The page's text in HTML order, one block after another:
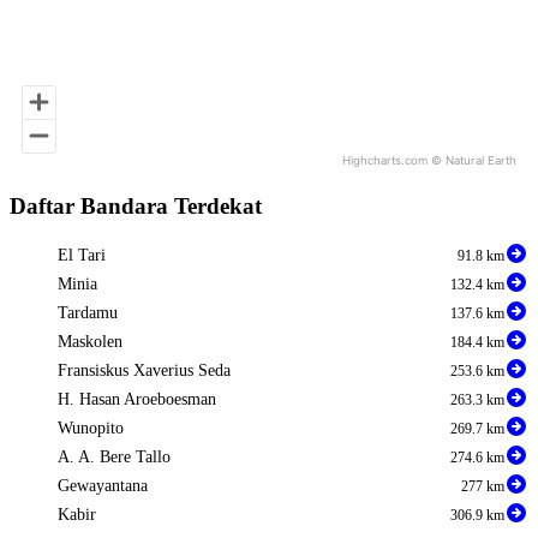
Highcharts.com © Natural Earth
Daftar Bandara Terdekat
El Tari 91.8 km
Minia 132.4 km
Tardamu 137.6 km
Maskolen 184.4 km
Fransiskus Xaverius Seda 253.6 km
H. Hasan Aroeboesman 263.3 km
Wunopito 269.7 km
A. A. Bere Tallo 274.6 km
Gewayantana 277 km
Kabir 306.9 km